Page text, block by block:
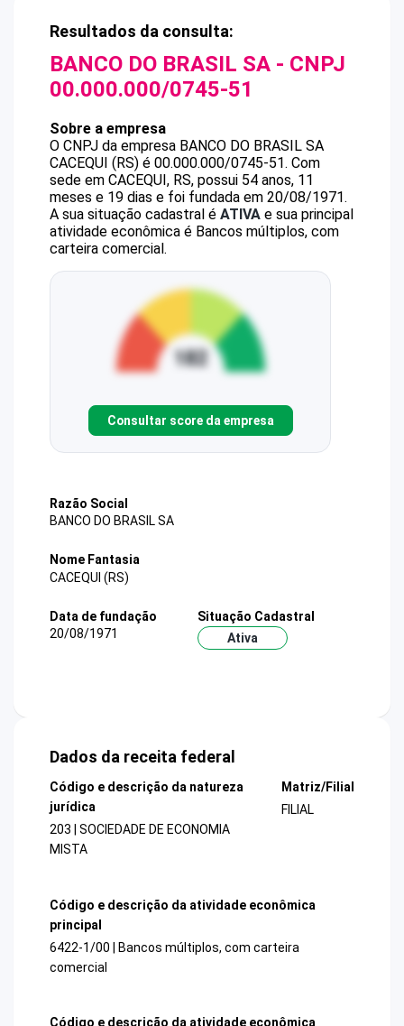
Resultados da consulta:
BANCO DO BRASIL SA - CNPJ
00.000.000/0745-51
Sobre a empresa
O CNPJ da empresa BANCO DO BRASIL SA
CACEQUI (RS) é 00.000.000/0745-51. Com
sede em CACEQUI, RS, possui 54 anos, 11
meses e 19 dias e foi fundada em 20/08/1971.
A sua situação cadastral é ATIVA e sua principal
atividade econômica é Bancos múltiplos, com
carteira comercial.
Consultar score da empresa
Razão Social
BANCO DO BRASIL SA
Nome Fantasia
CACEQUI (RS)
Data de fundação
20/08/1971
Situação Cadastral
Ativa
Dados da receita federal
Código e descrição da natureza
jurídica
203 | SOCIEDADE DE ECONOMIA
MISTA
Matriz/Filial
FILIAL
Código e descrição da atividade econômica
principal
6422-1/00 | Bancos múltiplos, com carteira
comercial
Código e descrição da atividade econômica